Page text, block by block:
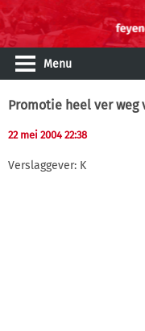
Menu
Promotie heel ver weg
22 mei 2004 22:38
Verslaggever: K